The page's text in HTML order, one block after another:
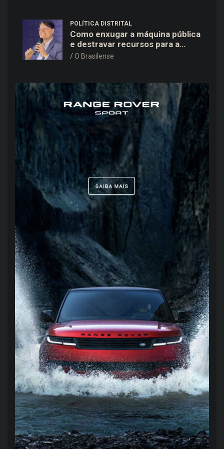
POLÍTICA DISTRITAL
Como enxugar a máquina pública
e destravar recursos para a
saúde e educação no DF
O Brasilense